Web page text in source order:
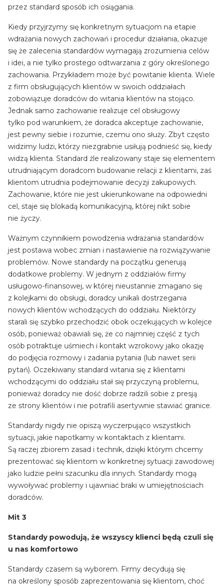
przez standard sposób ich osiągania.
Kiedy przyjrzymy się konkretnym sytuacjom na etapie
wdrażania nowych zachowań i procedur działania, okazuje
się że zalecenia standardów wymagają zrozumienia celów
i idei, a nie tylko prostego odtwarzania z góry określonego
zachowania. Przykładem może być powitanie klienta. Wiele
z firm obsługujących klientów w swoich oddziałach
zobowiązuje doradców do witania klientów na stojąco.
Jednak samo zachowanie realizuje cel obsługowy
tylko pod warunkiem, że doradca akceptuje zachowanie,
jest pewny siebie i rozumie, czemu ono służy. Zbyt często
widzimy ludzi, którzy niezgrabnie usiłują podnieść się, kiedy
widzą klienta. Standard źle realizowany staje się elementem
utrudniającym doradcom budowanie relacji z klientami, zaś
klientom utrudnia podejmowanie decyzji zakupowych.
Zachowanie, które nie jest ukierunkowane na odpowiedni
cel, staje się blokadą komunikacyjną, której nikt sobie
nie życzy.
Ważnym czynnikiem powodzenia wdrażania standardów
jest postawa wobec zmian i nastawienie na rozwiązywanie
problemów. Nowe standardy na początku generują
dodatkowe problemy. W jednym z oddziałów firmy
usługowo-finansowej, w której nieustannie zmagano się
z kolejkami do obsługi, doradcy unikali dostrzegania
nowych klientów wchodzących do oddziału. Niektórzy
starali się szybko przechodzić obok oczekujących w kolejce
osób, ponieważ obawiali się, że co najmniej część z tych
osób potraktuje uśmiech i kontakt wzrokowy jako okazję
do podjęcia rozmowy i zadania pytania (lub nawet serii
pytań). Oczekiwany standard witania się z klientami
wchodzącymi do oddziału stał się przyczyną problemu,
ponieważ doradcy nie dość dobrze radzili sobie z presją
ze strony klientów i nie potrafili asertywnie stawiać granice.
Standardy nigdy nie opiszą wyczerpująco wszystkich
sytuacji, jakie napotkamy w kontaktach z klientami.
Są raczej zbiorem zasad i technik, dzięki którym chcemy
prezentować się klientom w konkretnej sytuacji zawodowej
jako ludzie pełni szacunku dla innych. Standardy mogą
wywoływać problemy i ujawniać braki w umiejętnościach
doradców.
Mit 3
Standardy powodują, że wszyscy klienci będą czuli się
u nas komfortowo
Standardy czasem są wyborem. Firmy decydują się
na określony sposób zaprezentowania się klientom, choć